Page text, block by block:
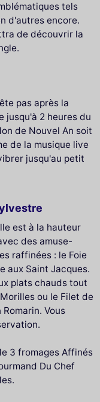
tels
d'autres encore.
de découvrir la
pas après la
jusqu'à 2 heures du
de Nouvel An soit
de la musique live
jusqu'au petit
est à la hauteur
des amuse-
raffinées : le Foie
aux Saint Jacques.
plats chauds tout
ou le Filet de
Vous
3 fromages Affinés
Du Chef